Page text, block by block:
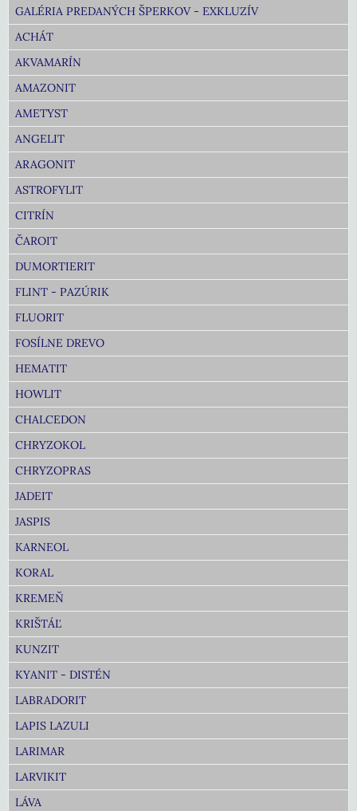
GALÉRIA PREDANÝCH ŠPERKOV - EXKLUZÍV
ACHÁT
AKVAMARÍN
AMAZONIT
AMETYST
ANGELIT
ARAGONIT
ASTROFYLIT
CITRÍN
ČAROIT
DUMORTIERIT
FLINT - PAZÚRIK
FLUORIT
FOSÍLNE DREVO
HEMATIT
HOWLIT
CHALCEDON
CHRYZOKOL
CHRYZOPRAS
JADEIT
JASPIS
KARNEOL
KORAL
KREMEŇ
KRIŠTÁĽ
KUNZIT
KYANIT - DISTÉN
LABRADORIT
LAPIS LAZULI
LARIMAR
LARVIKIT
LÁVA